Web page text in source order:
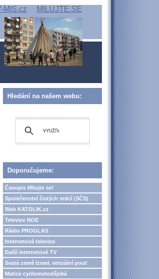
MIS.cz MILUJTE.SE
Hledání na našem webu:
Doporučujeme:
Časopis Milujte se!
Společenství čistých srdcí (SČS)
Web KATOLIK.cz
Televize NOE
Rádio PROGLAS
Internetová televize
Další internetové TV
Svatá země Izrael, virtuální pouť
Matice cyrilometodějská